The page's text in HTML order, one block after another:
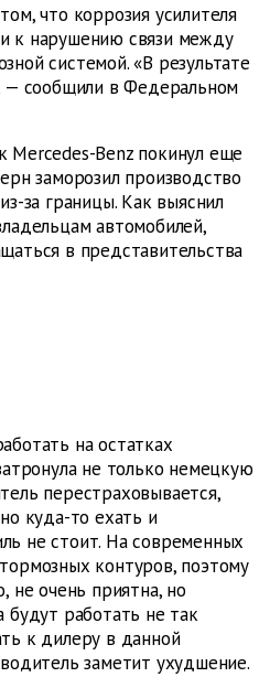
что коррозия усилителя
к нарушению связи между
системой. «В результате
— сообщили в Федеральном
Mercedes-Benz покинул еще
заморозил производство
за границы. Как выяснил
автомобилей,
в представительства
на остатках
не только немецкую
перестраховывается,
куда-то ехать и
не стоит. На современных
контуров, поэтому
не очень приятна, но
будут работать не так
к дилеру в данной
заметит ухудшение.